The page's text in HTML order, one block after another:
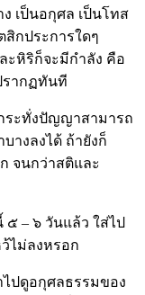
เป็นอกุศล เป็นโทส
สิกประการใดๆ
ะหิริก็จะมีกำลัง คือ
รากฏทันที
ระทั่งปัญญาสามารถ
างลงได้ ถ้ายังก็
จนกว่าสติและ
๕ – ๖ วันแล้ว ใส่ไป
ไม่ลงหรอก
ไปดูอกุศลธรรมของ